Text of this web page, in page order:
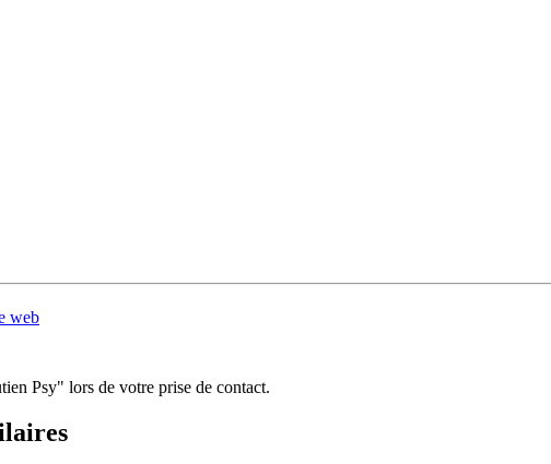
web
Psy" lors de votre prise de contact.